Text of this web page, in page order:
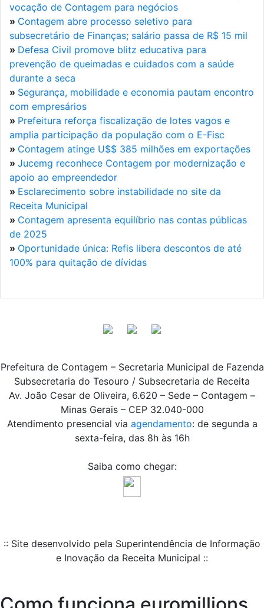
vocação de Contagem para negócios
» Contagem abre processo seletivo para
subsecretário de Finanças; salário passa de R$ 15 mil
» Defesa Civil promove blitz educativa para
prevenção de queimadas e cuidados com a saúde
durante a seca
» Segurança, mobilidade e economia pautam encontro
com empresários
» Prefeitura reforça fiscalização de lotes vagos e
amplia participação da população com o E-Fisc
» Contagem atinge U$$ 385 milhões em exportações
» Jucemg reconhece Contagem por modernização e
apoio ao empreendedor
» Esclarecimento sobre instabilidade no site da
Receita Municipal
» Contagem apresenta equilíbrio nas contas públicas
de 2025
» Oportunidade única: Refis libera descontos de até
100% para quitação de dívidas
Prefeitura de Contagem – Secretaria Municipal de Fazenda
Subsecretaria do Tesouro / Subsecretaria de Receita
Av. João Cesar de Oliveira, 6.620 – Sede – Contagem –
Minas Gerais – CEP 32.040-000
Atendimento presencial via agendamento: de segunda a
sexta-feira, das 8h às 16h
Saiba como chegar:
:: Site desenvolvido pela Superintendência de Informação
e Inovação da Receita Municipal ::